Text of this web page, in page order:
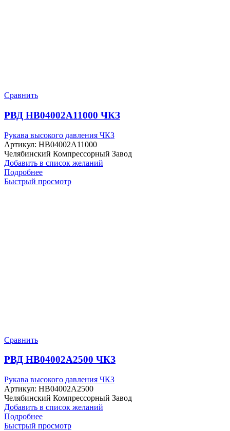
Сравнить
РВД HB04002A11000 ЧКЗ
Рукава высокого давления ЧКЗ
Артикул: HB04002A11000
Челябинский Компрессорный Завод
Добавить в список желаний
Подробнее
Быстрый просмотр
Сравнить
РВД HB04002A2500 ЧКЗ
Рукава высокого давления ЧКЗ
Артикул: HB04002A2500
Челябинский Компрессорный Завод
Добавить в список желаний
Подробнее
Быстрый просмотр